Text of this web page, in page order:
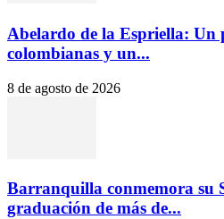
Abelardo de la Espriella: Un
colombianas y un...
8 de agosto de 2026
Barranquilla conmemora su
graduación de más de...